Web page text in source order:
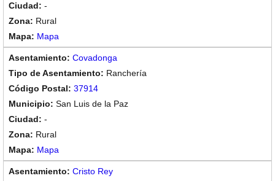
-
Rural
Mapa
Covadonga
Ranchería
37914
San Luis de la Paz
-
Rural
Mapa
Cristo Rey